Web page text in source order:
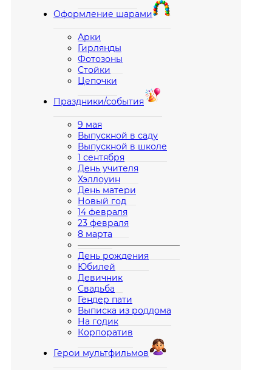
Оформление шарами
Арки
Гирлянды
Фотозоны
Стойки
Цепочки
Праздники/события
9 мая
Выпускной в саду
Выпускной в школе
1 сентября
День учителя
Хэллоуин
День матери
Новый год
14 февраля
23 февраля
8 марта
————————————
День рождения
Юбилей
Девичник
Свадьба
Гендер пати
Выписка из роддома
На годик
Корпоратив
Герои мультфильмов